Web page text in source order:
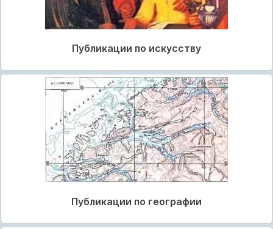
Публикации по искусству
Публикации по географии